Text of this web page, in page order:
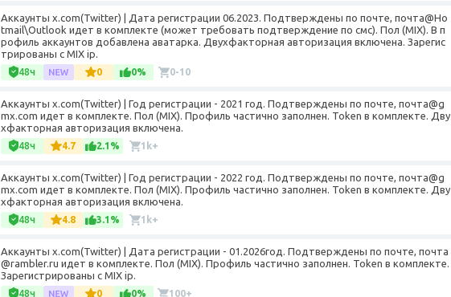
Аккаунты x.com(Twitter) | Дата регистрации 06.2023. Подтверждены по почте, почта@Ho
tmail\Outlook идет в комплекте (может требовать подтверждение по смс). Пол (MIX). В п
рофиль аккаунтов добавлена аватарка. Двухфакторная авторизация включена. Зарегис
трированы с MIX ip.
48ч 0 0% 0-10
Аккаунты x.com(Twitter) | Год регистрации - 2021 год. Подтверждены по почте, почта@g
mx.com идет в комплекте. Пол (MIX). Профиль частично заполнен. Token в комплекте. Дву
хфакторная авторизация включена.
48ч 4.7 2.1% 1k+
Аккаунты x.com(Twitter) | Год регистрации - 2022 год. Подтверждены по почте, почта@g
mx.com идет в комплекте. Пол (MIX). Профиль частично заполнен. Token в комплекте. Дву
хфакторная авторизация включена.
48ч 4.8 3.1% 1k+
Аккаунты x.com(Twitter) | Дата регистрации - 01.2026год. Подтверждены по почте, почта
@rambler.ru идет в комплекте. Пол (MIX). Профиль частично заполнен. Token в комплекте.
Зарегистрированы с MIX ip.
48ч 0 0% 100+